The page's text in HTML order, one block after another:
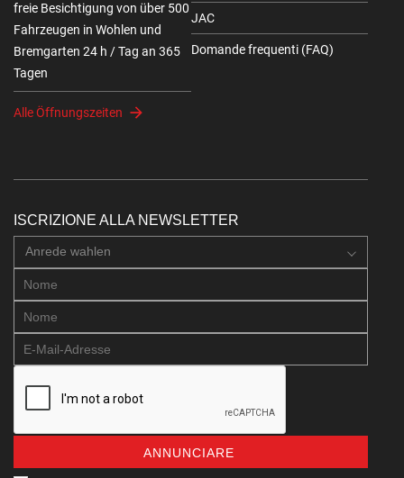
freie Besichtigung von über 500
Fahrzeugen in Wohlen und
Bremgarten 24 h / Tag an 365
Tagen
Alle Öffnungszeiten
JAC
Domande frequenti (FAQ)
ISCRIZIONE ALLA NEWSLETTER
Anrede wahlen
ANNUNCIARE